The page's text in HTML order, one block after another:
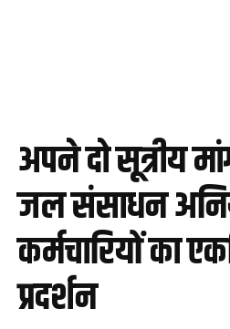
अपने दो सूत्रीय
जल संसाधन
कर्मचारियों का
प्रदर्शन